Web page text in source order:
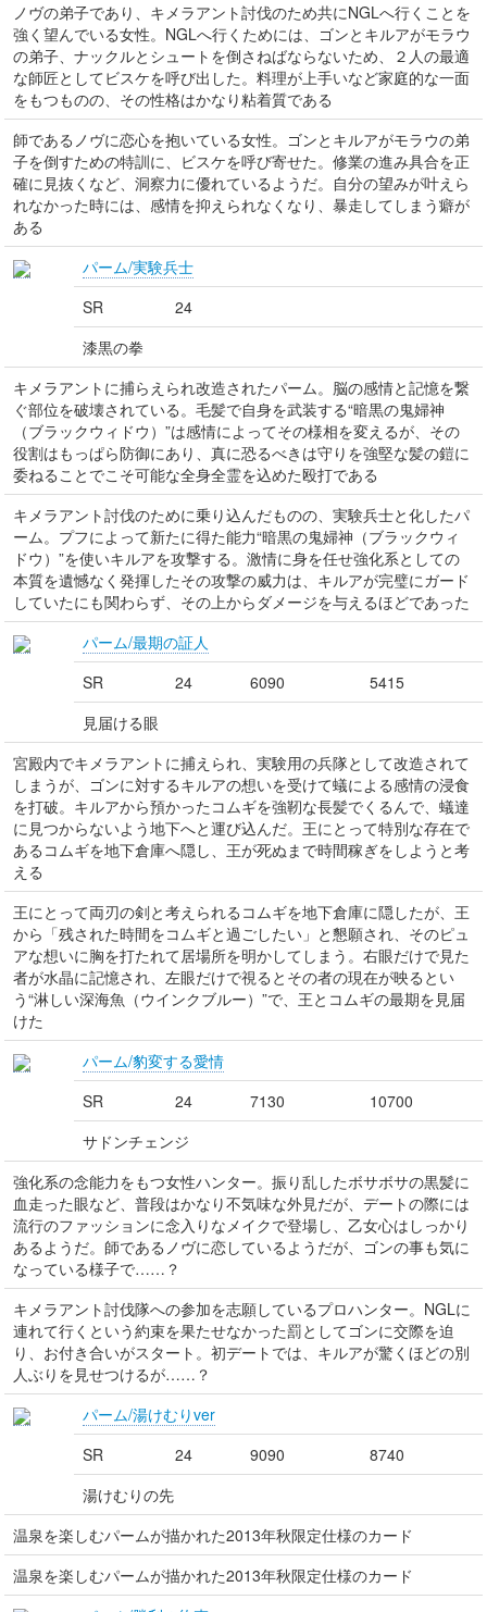
ノヴの弟子であり、キメラアント討伐のため共にNGLへ行くことを
強く望んでいる女性。NGLへ行くためには、ゴンとキルアがモラウ
の弟子、ナックルとシュートを倒さねばならないため、２人の最適
な師匠としてビスケを呼び出した。料理が上手いなど家庭的な一面
をもつものの、その性格はかなり粘着質である
師であるノヴに恋心を抱いている女性。ゴンとキルアがモラウの弟
子を倒すための特訓に、ビスケを呼び寄せた。修業の進み具合を正
確に見抜くなど、洞察力に優れているようだ。自分の望みが叶えら
れなかった時には、感情を抑えられなくなり、暴走してしまう癖が
ある
パーム/実験兵士
SR
24
漆黒の拳
キメラアントに捕らえられ改造されたパーム。脳の感情と記憶を繋
ぐ部位を破壊されている。毛髪で自身を武装する“暗黒の鬼婦神
（ブラックウィドウ）”は感情によってその様相を変えるが、その
役割はもっぱら防御にあり、真に恐るべきは守りを強堅な髪の鎧に
委ねることでこそ可能な全身全霊を込めた殴打である
キメラアント討伐のために乗り込んだものの、実験兵士と化したパ
ーム。プフによって新たに得た能力“暗黒の鬼婦神（ブラックウィ
ドウ）”を使いキルアを攻撃する。激情に身を任せ強化系としての
本質を遺憾なく発揮したその攻撃の威力は、キルアが完璧にガード
していたにも関わらず、その上からダメージを与えるほどであった
パーム/最期の証人
SR
24 6090
5415
見届ける眼
宮殿内でキメラアントに捕えられ、実験用の兵隊として改造されて
しまうが、ゴンに対するキルアの想いを受けて蟻による感情の浸食
を打破。キルアから預かったコムギを強靭な長髪でくるんで、蟻達
に見つからないよう地下へと運び込んだ。王にとって特別な存在で
あるコムギを地下倉庫へ隠し、王が死ぬまで時間稼ぎをしようと考
える
王にとって両刃の剣と考えられるコムギを地下倉庫に隠したが、王
から「残された時間をコムギと過ごしたい」と懇願され、そのピュ
アな想いに胸を打たれて居場所を明かしてしまう。右眼だけで見た
者が水晶に記憶され、左眼だけで視るとその者の現在が映るとい
う“淋しい深海魚（ウインクブルー）”で、王とコムギの最期を見届
けた
パーム/豹変する愛情
SR
24 7130
10700
サドンチェンジ
強化系の念能力をもつ女性ハンター。振り乱したボサボサの黒髪に
血走った眼など、普段はかなり不気味な外見だが、デートの際には
流行のファッションに念入りなメイクで登場し、乙女心はしっかり
あるようだ。師であるノヴに恋しているようだが、ゴンの事も気に
なっている様子で……？
キメラアント討伐隊への参加を志願しているプロハンター。NGLに
連れて行くという約束を果たせなかった罰としてゴンに交際を迫
り、お付き合いがスタート。初デートでは、キルアが驚くほどの別
人ぶりを見せつけるが……？
パーム/湯けむりver
SR
24 9090
8740
湯けむりの先
温泉を楽しむパームが描かれた2013年秋限定仕様のカード
温泉を楽しむパームが描かれた2013年秋限定仕様のカード